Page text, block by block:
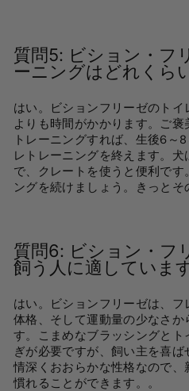
質問5: ビション・フ
ーニングはどれくら
はい。ビションフリーゼのト
よりも時間がかかります。ご
トレーニングすれば、生後6～
レトレーニングを終えます。
で、クレートを使うと便利で
ングを続けましょう。きっとそ
質問6: ビション・フ
飼う人に適していま
はい。ビションフリーゼは、
体格、そして運動量の少なさ
す。こまめなブラッシングと
ぎが必要ですが、飼い主を喜
情深くおおらかな性格なので、
慣れることができます。 。